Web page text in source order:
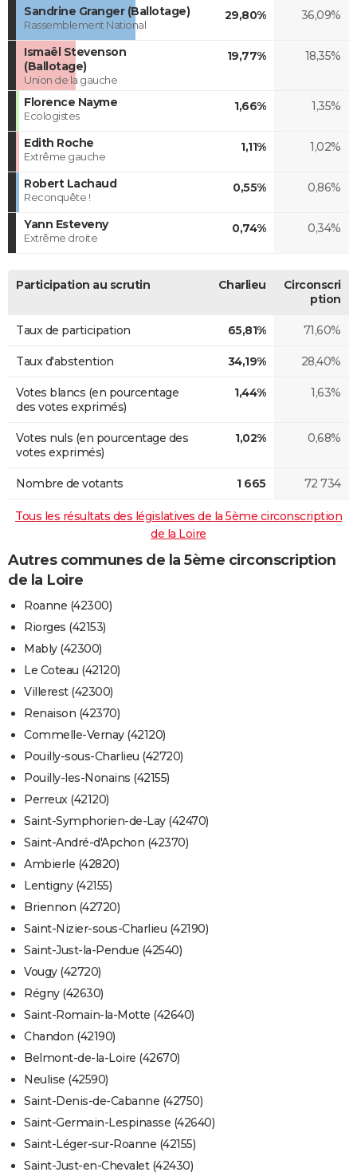
Sandrine Granger (Ballotage)
Rassemblement National
29,80% 36,09%
Ismaël Stevenson
(Ballotage)
Union de la gauche
19,77% 18,35%
Florence Nayme
Ecologistes
1,66% 1,35%
Edith Roche
Extrême gauche
1,11% 1,02%
Robert Lachaud
Reconquête !
0,55% 0,86%
Yann Esteveny
Extrême droite
0,74% 0,34%
Participation au scrutin Charlieu
Circonscri
ption
Taux de participation 65,81% 71,60%
Taux d'abstention 34,19% 28,40%
Votes blancs (en pourcentage
des votes exprimés)
1,44% 1,63%
Votes nuls (en pourcentage des
votes exprimés)
1,02% 0,68%
Nombre de votants 1 665 72 734
Tous les résultats des législatives de la 5ème circonscription
de la Loire
Autres communes de la 5ème circonscription
de la Loire
Roanne (42300)
Riorges (42153)
Mably (42300)
Le Coteau (42120)
Villerest (42300)
Renaison (42370)
Commelle-Vernay (42120)
Pouilly-sous-Charlieu (42720)
Pouilly-les-Nonains (42155)
Perreux (42120)
Saint-Symphorien-de-Lay (42470)
Saint-André-d'Apchon (42370)
Ambierle (42820)
Lentigny (42155)
Briennon (42720)
Saint-Nizier-sous-Charlieu (42190)
Saint-Just-la-Pendue (42540)
Vougy (42720)
Régny (42630)
Saint-Romain-la-Motte (42640)
Chandon (42190)
Belmont-de-la-Loire (42670)
Neulise (42590)
Saint-Denis-de-Cabanne (42750)
Saint-Germain-Lespinasse (42640)
Saint-Léger-sur-Roanne (42155)
Saint-Just-en-Chevalet (42430)